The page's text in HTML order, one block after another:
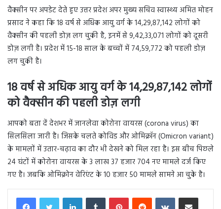
वैक्सीन पर अपडेट देते हुए उत्तर प्रदेश अपर मुख्य सचिव स्वास्थ्य अमित मोहन
प्रसाद ने कहा कि 18 वर्ष से अधिक आयु वर्ग के 14,29,87,142 लोगों को
वैक्सीन की पहली डोज़ लग चुकी है, इनमें से 9,42,33,071 लोगों को दूसरी
डोज़ लगी है। प्रदेश में 15-18 साल के बच्चों में 74,59,772 को पहली डोज़
लग चुकी है।
18 वर्ष से अधिक आयु वर्ग के 14,29,87,142 लोगों
को वैक्सीन की पहली डोज़ लगी
आपको बता दें देशभर में जानलेवा कोरोना वायरस (corona virus) का
सिलसिला जारी है। जिसके चलते कोविड और ओमिक्रॉन (Omicron variant)
के मामलों में उतार-चढ़ाव का दौर भी देखने को मिल रहा है। इस बीच पिछले
24 घंटों में कोरोना वायरस के 3 लाख 37 हजार 704 नए मामले दर्ज किए
गए है। जबकि ओमिक्रोन वेरिएंट के 10 हजार 50 मामले सामने आ चुके है।
LinkedInTumblr PinterestReddit VKontakteShare via Email